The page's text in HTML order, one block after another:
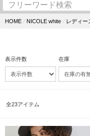
HOME ⁄ NICOLE white ⁄ レディー
表示件数 在庫
全23アイテム